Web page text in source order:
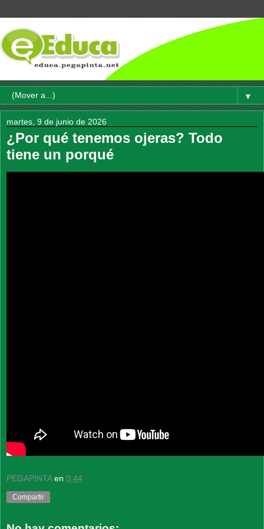
▼
martes, 9 de junio de 2026
¿Por qué tenemos ojeras? Todo
tiene un porqué
PEGAPINTA en 0:44
Compartir